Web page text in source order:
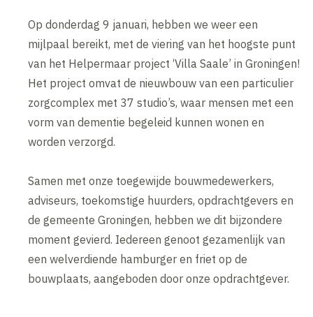
Op donderdag 9 januari, hebben we weer een
mijlpaal bereikt, met de viering van het hoogste punt
van het Helpermaar project ‘Villa Saale’ in Groningen!
Het project omvat de nieuwbouw van een particulier
zorgcomplex met 37 studio’s, waar mensen met een
vorm van dementie begeleid kunnen wonen en
worden verzorgd.
Samen met onze toegewijde bouwmedewerkers,
adviseurs, toekomstige huurders, opdrachtgevers en
de gemeente Groningen, hebben we dit bijzondere
moment gevierd. Iedereen genoot gezamenlijk van
een welverdiende hamburger en friet op de
bouwplaats, aangeboden door onze opdrachtgever.